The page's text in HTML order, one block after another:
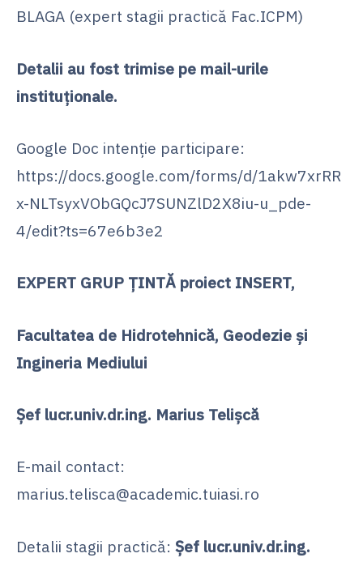
BLAGA (expert stagii practică Fac.ICPM)
Detalii au fost trimise pe mail-urile
instituționale.
Google Doc intenţie participare:
https://docs.google.com/forms/d/1akw7xrRR
x-NLTsyxVObGQcJ7SUNZlD2X8iu-u_pde-
4/edit?ts=67e6b3e2
EXPERT GRUP ȚINTĂ proiect INSERT,
Facultatea de Hidrotehnică, Geodezie și
Ingineria Mediului
Șef lucr.univ.dr.ing. Marius Telișcă
E-mail contact:
marius.telisca@academic.tuiasi.ro
Detalii stagii practică: Șef lucr.univ.dr.ing.